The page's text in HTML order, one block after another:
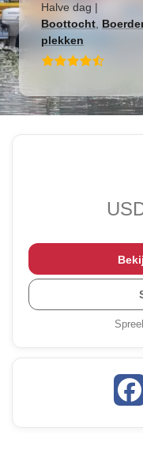
Halve dag |
Boottocht
plekken